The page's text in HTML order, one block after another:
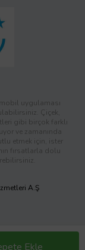
Ekle
uygulaması
Çiçek,
gibi birçok farklı
ve zamanında
etmek için, ister
fırsatlarla dolu
A.Ş